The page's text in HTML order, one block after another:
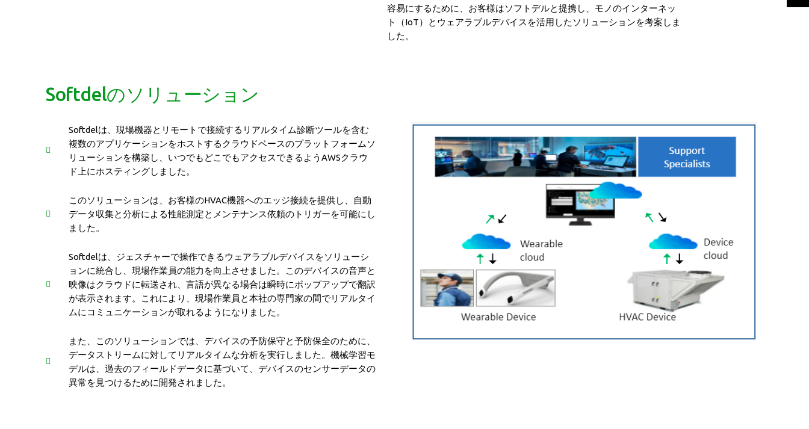
容易にするために、お客様はソフトデルと提携し、モノのインターネッ
ト（IoT）とウェアラブルデバイスを活用したソリューションを考案しま
した。
Softdelのソリューション
Softdelは、現場機器とリモートで接続するリアルタイム診断ツールを含む
複数のアプリケーションをホストするクラウドベースのプラットフォームソ
リューションを構築し、いつでもどこでもアクセスできるようAWSクラウ
ド上にホスティングしました。
このソリューションは、お客様のHVAC機器へのエッジ接続を提供し、自動
データ収集と分析による性能測定とメンテナンス依頼のトリガーを可能にし
ました。
Softdelは、ジェスチャーで操作できるウェアラブルデバイスをソリューシ
ョンに統合し、現場作業員の能力を向上させました。このデバイスの音声と
映像はクラウドに転送され、言語が異なる場合は瞬時にポップアップで翻訳
が表示されます。これにより、現場作業員と本社の専門家の間でリアルタイ
ムにコミュニケーションが取れるようになりました。
また、このソリューションでは、デバイスの予防保守と予防保全のために、
データストリームに対してリアルタイムな分析を実行しました。機械学習モ
デルは、過去のフィールドデータに基づいて、デバイスのセンサーデータの
異常を見つけるために開発されました。